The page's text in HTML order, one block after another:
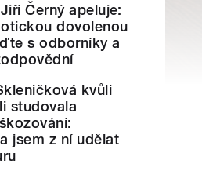
Černý apeluje:
dovolenou
s odborníky a
kvůli
studovala
jsem z ní udělat